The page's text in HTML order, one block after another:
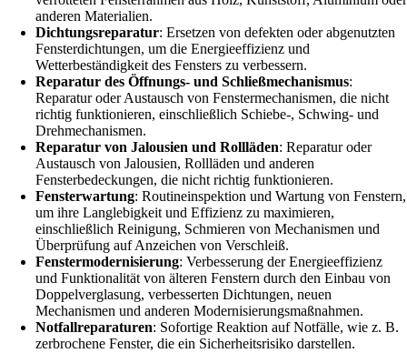
anderen Materialien.
Dichtungsreparatur: Ersetzen von defekten oder abgenutzten
Fensterdichtungen, um die Energieeffizienz und
Wetterbeständigkeit des Fensters zu verbessern.
Reparatur des Öffnungs- und Schließmechanismus:
Reparatur oder Austausch von Fenstermechanismen, die nicht
richtig funktionieren, einschließlich Schiebe-, Schwing- und
Drehmechanismen.
Reparatur von Jalousien und Rollläden: Reparatur oder
Austausch von Jalousien, Rollläden und anderen
Fensterbedeckungen, die nicht richtig funktionieren.
Fensterwartung: Routineinspektion und Wartung von Fenstern,
um ihre Langlebigkeit und Effizienz zu maximieren,
einschließlich Reinigung, Schmieren von Mechanismen und
Überprüfung auf Anzeichen von Verschleiß.
Fenstermodernisierung: Verbesserung der Energieeffizienz
und Funktionalität von älteren Fenstern durch den Einbau von
Doppelverglasung, verbesserten Dichtungen, neuen
Mechanismen und anderen Modernisierungsmaßnahmen.
Notfallreparaturen: Sofortige Reaktion auf Notfälle, wie z. B.
zerbrochene Fenster, die ein Sicherheitsrisiko darstellen.